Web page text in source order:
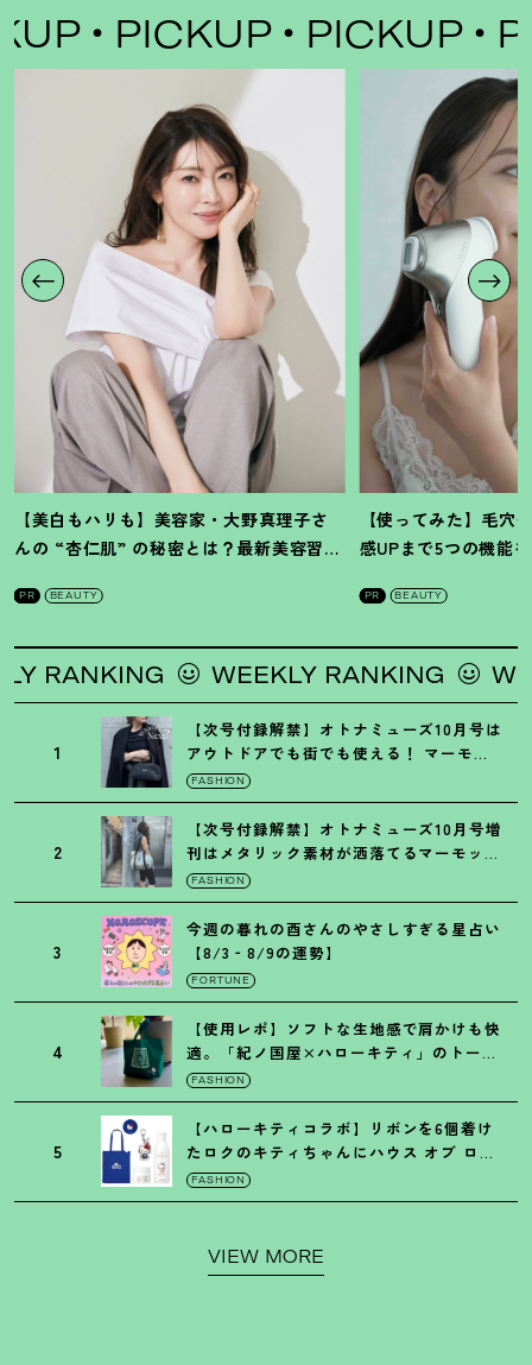
PICKUP PICKUP
【美白もハリも】美容家・大野真理子さ
んの “杏仁肌” の秘密とは ？ 最新美容習慣
PR BEAUTY
【使ってみた】毛穴
感UPまで5つの機能
PR BEAUTY
WEEKLY RANKING
1
【次号付録解禁】オトナミューズ10月号は
アウトドアでも街でも使える ！ マーモッ
トの黒ショルダー
FASHION
2
【次号付録解禁】オトナミューズ10月号増
刊はメタリック素材が洒落てるマーモット
の保冷バッグ
FASHION
3
今週の暮れの酉さんのやさしすぎる星占い
【8/3‐8/9の運勢】
FORTUNE
4
【使用レポ】ソフトな生地感で肩かけも快
適。「紀ノ国屋×ハローキティ」のトート
がガシガシ使えて最高です
FASHION
5
【ハローキティコラボ】リボンを6個着け
たロクのキティちゃんにハウス オブ ロー
ゼの限定パケも
FASHION
VIEW MORE